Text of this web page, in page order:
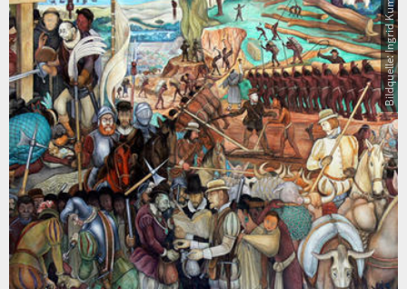
Bildquelle: Ingrid Kummels